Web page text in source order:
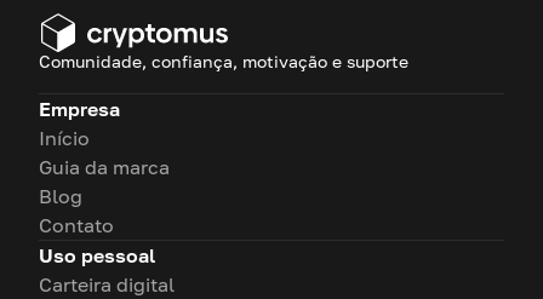
Comunidade, confiança, motivação e suporte
Empresa
Início
Guia da marca
Blog
Contato
Uso pessoal
Carteira digital